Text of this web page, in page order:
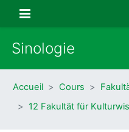
Panneau latéral
Sinologie
Accueil Cours
12 Fakultät für